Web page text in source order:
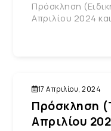
Πρόσκληση
Απριλίου 2024
17 Απριλίου, 2024
Πρόσκληση
Απριλίου